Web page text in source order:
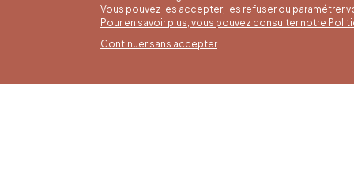
Vous pouvez les accepter, les refuser ou paramétrer
Pour en savoir plus, vous pouvez consulter notre
Continuer sans accepter